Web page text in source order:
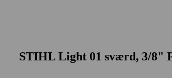
STIHL Light 01 sværd, 3/8"